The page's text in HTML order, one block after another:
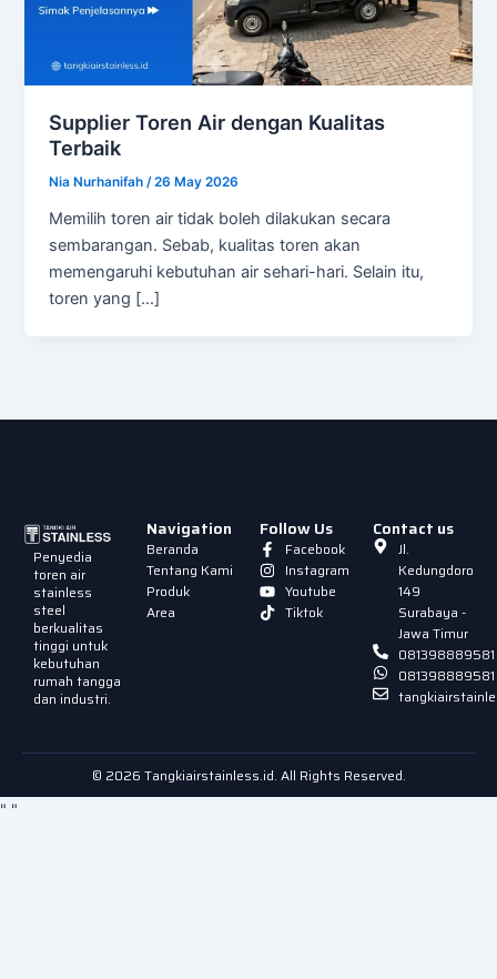
Supplier Toren Air dengan Kualitas
Terbaik
Nia Nurhanifah/26 May 2026
Memilih toren air tidak boleh dilakukan secara
sembarangan. Sebab, kualitas toren akan
memengaruhi kebutuhan air sehari-hari. Selain itu,
toren yang […]
Penyedia
toren air
stainless
steel
berkualitas
tinggi untuk
kebutuhan
rumah tangga
dan industri.
Navigation
Beranda
Tentang Kami
Produk
Area
Follow Us
Facebook
Instagram
Youtube
Tiktok
Contact us
Jl.
Kedungdoro
149
Surabaya -
Jawa Timur
081398889581
081398889581
© 2026 Tangkiairstainless.id. All Rights Reserved.
" "